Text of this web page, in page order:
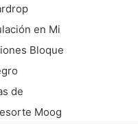
en Mi
Bloque
de
Moog